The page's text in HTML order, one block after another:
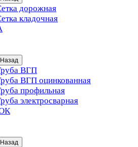
дорожная
кладочная
Назад
ВГП
ВГП оцинкованная
профильная
электросварная
Назад